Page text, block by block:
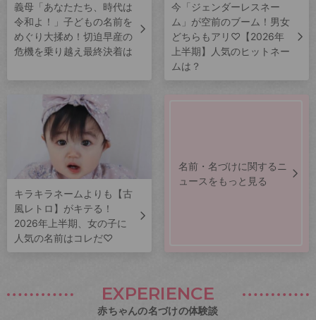
義母「あなたたち、時代は
令和よ！」子どもの名前を
めぐり大揉め！切迫早産の
危機を乗り越え最終決着は
今「ジェンダーレスネー
ム」が空前のブーム！男女
どちらもアリ♡【2026年
上半期】人気のヒットネー
ムは？
キラキラネームよりも【古
風レトロ】がキテる！
2026年上半期、女の子に
人気の名前はコレだ♡
名前・名づけに関するニ
ュースをもっと見る
EXPERIENCE
赤ちゃんの名づけの体験談